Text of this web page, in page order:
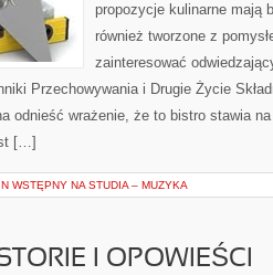
propozycje kulinarne mają
również tworzone z
zainteresować
Przechowywania i Drugie Życie
odnieść wrażenie, że to bistro stawia
[…]
WSTĘPNY NA STUDIA – MUZYKA
I OPOWIEŚCI